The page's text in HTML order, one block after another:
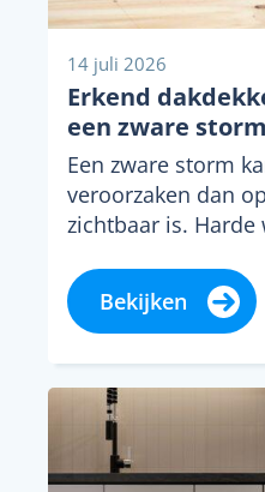
14 juli 2026
Erkend
een zware storm
Een zware storm
veroorzaken dan
zichtbaar is. Harde
Bekijken